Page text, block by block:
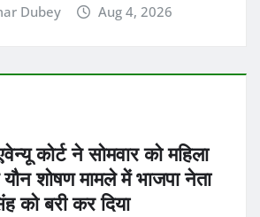
Dubey Aug 4, 2026
कोर्ट ने सोमवार को महिला
शोषण मामले में भाजपा नेता
को बरी कर दिया